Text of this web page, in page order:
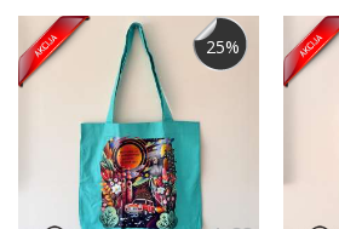
25%